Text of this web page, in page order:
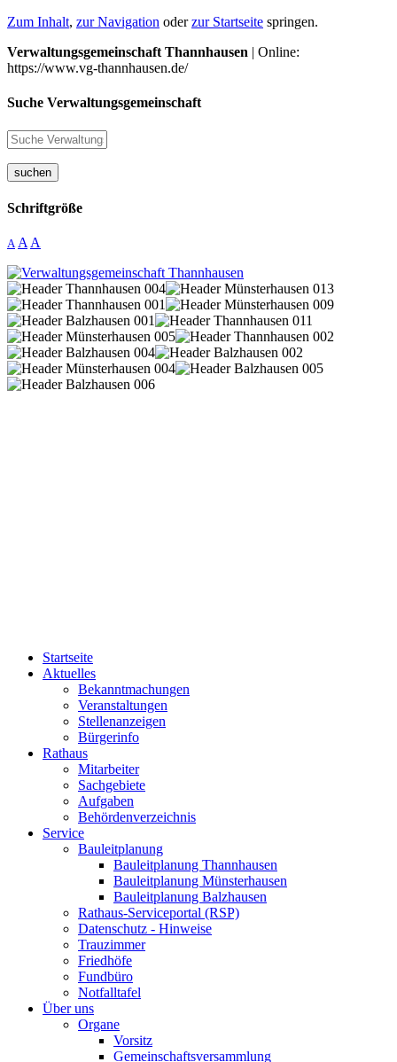
Zum Inhalt, zur Navigation oderzur Startseite springen.
Verwaltungsgemeinschaft Thannhausen | Online:
https://www.vg-thannhausen.de/
Suche Verwaltungsgemeinschaft
suchen
Schriftgröße
A A A
Startseite
Aktuelles
Bekanntmachungen
Veranstaltungen
Stellenanzeigen
Bürgerinfo
Rathaus
Mitarbeiter
Sachgebiete
Aufgaben
Behördenverzeichnis
Service
Bauleitplanung
Bauleitplanung Thannhausen
Bauleitplanung Münsterhausen
Bauleitplanung Balzhausen
Rathaus-Serviceportal (RSP)
Datenschutz - Hinweise
Trauzimmer
Friedhöfe
Fundbüro
Notfalltafel
Über uns
Organe
Vorsitz
Gemeinschaftsversammlung